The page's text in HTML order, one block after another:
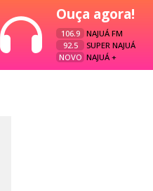
Ouça agora!
106.9
NAJUÁ FM
92.5
SUPER NAJUÁ
NOVO NAJUÁ +